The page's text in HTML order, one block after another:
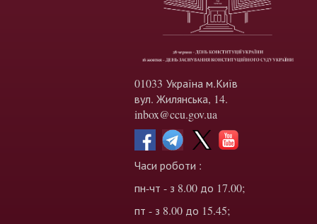
01033 Україна м.Київ
вул. Жилянська, 14.
inbox@ccu.gov.ua
Часи роботи :
пн-чт - з 8.00 до 17.00;
пт - з 8.00 до 15.45;